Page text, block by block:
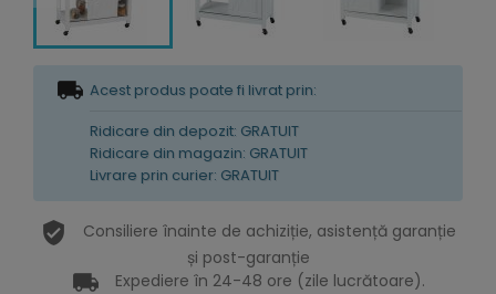
Acest produs poate fi livrat prin:
Ridicare din depozit: GRATUIT
Ridicare din magazin: GRATUIT
Livrare prin curier: GRATUIT
Consiliere înainte de achiziție, asistență garanție
și post-garanție
Expediere în 24-48 ore (zile lucrătoare).